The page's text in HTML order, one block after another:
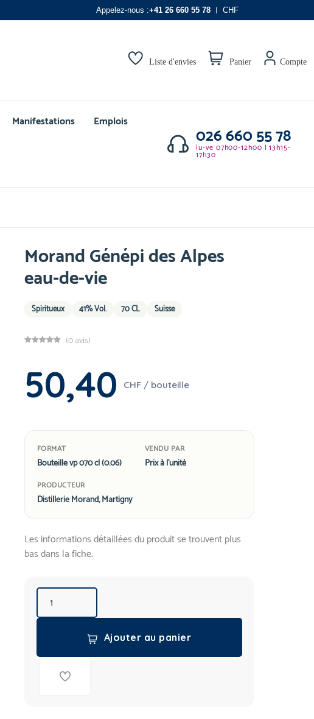
Appelez-nous :+41 26 660 55 78 CHF
Liste d'envies Panier Compte
Manifestations Emplois
026 660 55 78
lu-ve 07h00-12h00 | 13h15-
17h30
Morand Génépi des Alpes
eau-de-vie
Spiritueux 41% Vol. 70 CL Suisse
(0 avis)
50,40 CHF / bouteille
FORMAT
Bouteille vp 070 cl (0.06)
VENDU PAR
Prix à l'unité
PRODUCTEUR
Distillerie Morand, Martigny
Les informations détaillées du produit se trouvent plus
bas dans la fiche.
Ajouter au panier